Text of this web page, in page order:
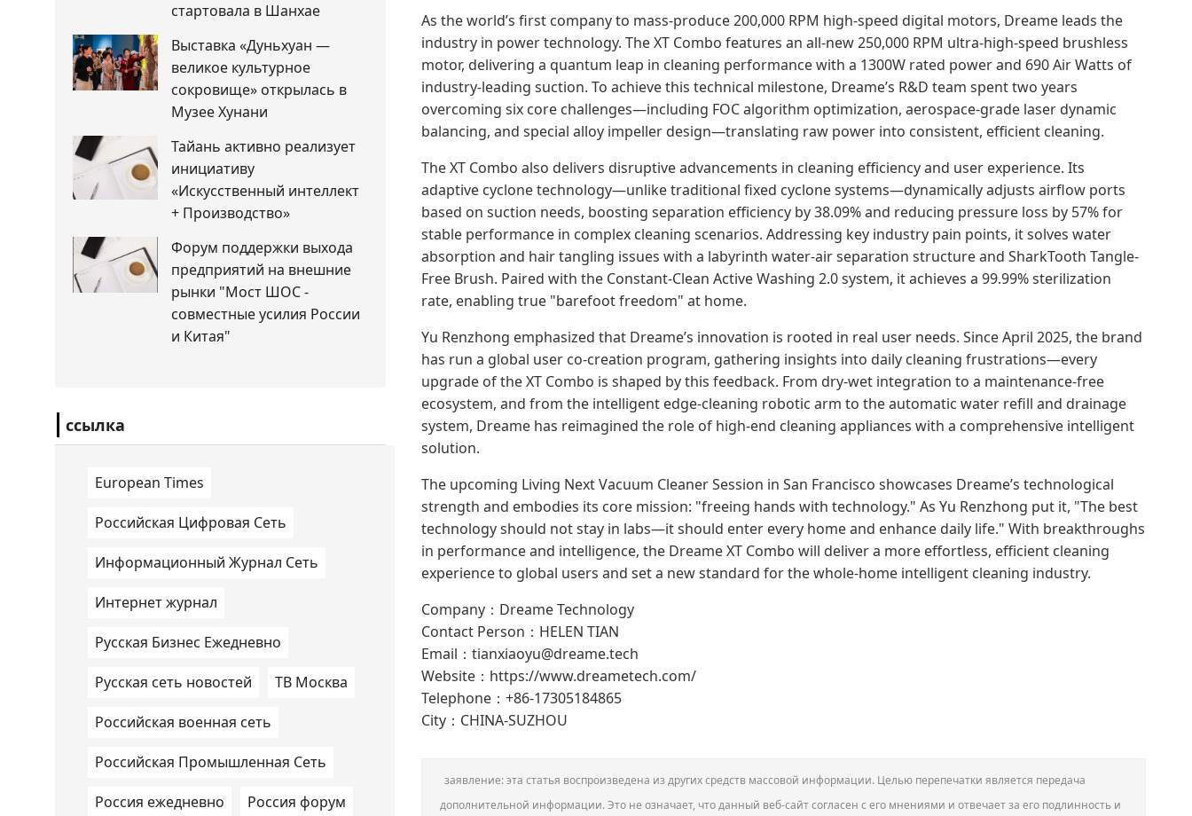
стартовала в Шанхае
Выставка «Дуньхуан —
великое культурное
сокровище» открылась в
Музее Хунани
Тайань активно реализует
инициативу
«Искусственный интеллект
+ Производство»
Форум поддержки выхода
предприятий на внешние
рынки "Мост ШОС -
совместные усилия России
и Китая"
ссылка
European Times
Российская Цифровая Сеть
Информационный Журнал Сеть
Интернет журнал
Русская Бизнес Ежедневно
Русская сеть новостей ТВ Москва
Российская военная сеть
Российская Промышленная Сеть
Россия ежедневно Россия форум
As the world’s first company to mass-produce 200,000 RPM high-speed digital motors, Dreame leads the
industry in power technology. The XT Combo features an all-new 250,000 RPM ultra-high-speed brushless
motor, delivering a quantum leap in cleaning performance with a 1300W rated power and 690 Air Watts of
industry-leading suction. To achieve this technical milestone, Dreame’s R&D team spent two years
overcoming six core challenges—including FOC algorithm optimization, aerospace-grade laser dynamic
balancing, and special alloy impeller design—translating raw power into consistent, efficient cleaning.
The XT Combo also delivers disruptive advancements in cleaning efficiency and user experience. Its
adaptive cyclone technology—unlike traditional fixed cyclone systems—dynamically adjusts airflow ports
based on suction needs, boosting separation efficiency by 38.09% and reducing pressure loss by 57% for
stable performance in complex cleaning scenarios. Addressing key industry pain points, it solves water
absorption and hair tangling issues with a labyrinth water-air separation structure and SharkTooth Tangle-
Free Brush. Paired with the Constant-Clean Active Washing 2.0 system, it achieves a 99.99% sterilization
rate, enabling true "barefoot freedom" at home.
Yu Renzhong emphasized that Dreame’s innovation is rooted in real user needs. Since April 2025, the brand
has run a global user co-creation program, gathering insights into daily cleaning frustrations—every
upgrade of the XT Combo is shaped by this feedback. From dry-wet integration to a maintenance-free
ecosystem, and from the intelligent edge-cleaning robotic arm to the automatic water refill and drainage
system, Dreame has reimagined the role of high-end cleaning appliances with a comprehensive intelligent
solution.
The upcoming Living Next Vacuum Cleaner Session in San Francisco showcases Dreame’s technological
strength and embodies its core mission: "freeing hands with technology." As Yu Renzhong put it, "The best
technology should not stay in labs—it should enter every home and enhance daily life." With breakthroughs
in performance and intelligence, the Dreame XT Combo will deliver a more effortless, efficient cleaning
experience to global users and set a new standard for the whole-home intelligent cleaning industry.
Company：Dreame Technology
Contact Person：HELEN TIAN
Email：tianxiaoyu@dreame.tech
Website：https://www.dreametech.com/
Telephone：+86-17305184865
City：CHINA-SUZHOU
заявление: эта статья воспроизведена из других средств массовой информации. Целью перепечатки является передача
дополнительной информации. Это не означает, что данный веб-сайт согласен с его мнениями и отвечает за его подлинность и